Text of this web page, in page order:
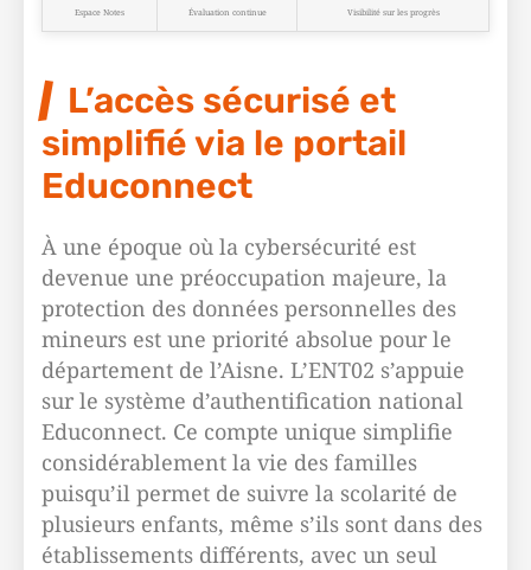
Espace Notes Évaluation continue Visibilité sur les progrès
L’accès sécurisé et
simplifié via le portail
Educonnect
À une époque où la cybersécurité est
devenue une préoccupation majeure, la
protection des données personnelles des
mineurs est une priorité absolue pour le
département de l’Aisne. L’ENT02 s’appuie
sur le système d’authentification national
Educonnect. Ce compte unique simplifie
considérablement la vie des familles
puisqu’il permet de suivre la scolarité de
plusieurs enfants, même s’ils sont dans des
établissements différents, avec un seul